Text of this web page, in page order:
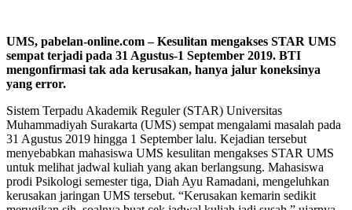
UMS, pabelan-online.com – Kesulitan mengakses STAR UMS
sempat terjadi pada 31 Agustus-1 September 2019. BTI
mengonfirmasi tak ada kerusakan, hanya jalur koneksinya
yang error.
Sistem Terpadu Akademik Reguler (STAR) Universitas
Muhammadiyah Surakarta (UMS) sempat mengalami masalah pada
31 Agustus 2019 hingga 1 September lalu. Kejadian tersebut
menyebabkan mahasiswa UMS kesulitan mengakses STAR UMS
untuk melihat jadwal kuliah yang akan berlangsung. Mahasiswa
prodi Psikologi semester tiga, Diah Ayu Ramadani, mengeluhkan
kerusakan jaringan UMS tersebut. “Kerusakan kemarin sedikit